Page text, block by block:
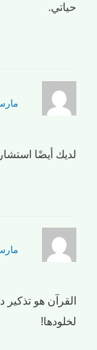
حياتي.
مارس 1, 2023
لديك أيضًا
مارس 3, 2023
القرآن هو تذكير
لخلودها!